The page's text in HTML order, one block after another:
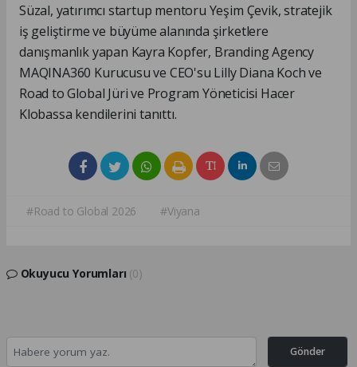
Süzal, yatırımcı startup mentoru Yeşim Çevik, stratejik
iş geliştirme ve büyüme alanında şirketlere
danışmanlık yapan Kayra Kopfer, Branding Agency
MAQINA360 Kurucusu ve CEO'su Lilly Diana Koch ve
Road to Global Jüri ve Program Yöneticisi Hacer
Klobassa kendilerini tanıttı.
#Road to Global 2026 #Viyana
Okuyucu Yorumları (0)
Gönder